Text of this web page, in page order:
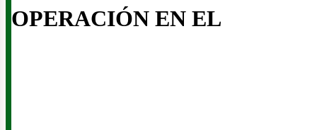
OPERACIÓN EN EL